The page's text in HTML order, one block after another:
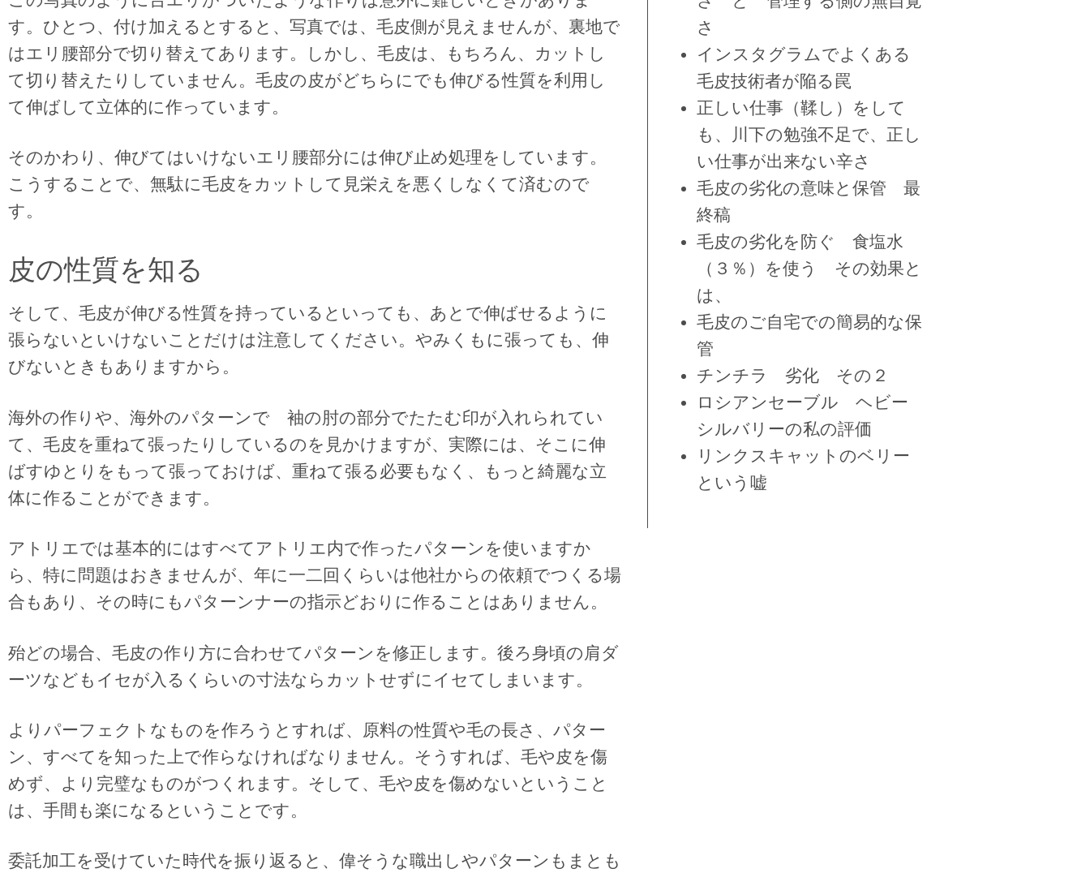
す。ひとつ、付け加えるとすると、写真では、毛皮側が見えませんが、裏地で
はエリ腰部分で切り替えてあります。しかし、毛皮は、もちろん、カットし
て切り替えたりしていません。毛皮の皮がどちらにでも伸びる性質を利用し
て伸ばして立体的に作っています。
そのかわり、伸びてはいけないエリ腰部分には伸び止め処理をしています。
こうすることで、無駄に毛皮をカットして見栄えを悪くしなくて済むので
す。
皮の性質を知る
そして、毛皮が伸びる性質を持っているといっても、あとで伸ばせるように
張らないといけないことだけは注意してください。やみくもに張っても、伸
びないときもありますから。
海外の作りや、海外のパターンで 袖の肘の部分でたたむ印が入れられてい
て、毛皮を重ねて張ったりしているのを見かけますが、実際には、そこに伸
ばすゆとりをもって張っておけば、重ねて張る必要もなく、もっと綺麗な立
体に作ることができます。
アトリエでは基本的にはすべてアトリエ内で作ったパターンを使いますか
ら、特に問題はおきませんが、年に一二回くらいは他社からの依頼でつくる場
合もあり、その時にもパターンナーの指示どおりに作ることはありません。
殆どの場合、毛皮の作り方に合わせてパターンを修正します。後ろ身頃の肩ダ
ーツなどもイセが入るくらいの寸法ならカットせずにイセてしまいます。
よりパーフェクトなものを作ろうとすれば、原料の性質や毛の長さ、パター
ン、すべてを知った上で作らなければなりません。そうすれば、毛や皮を傷
めず、より完璧なものがつくれます。そして、毛や皮を傷めないということ
は、手間も楽になるということです。
委託加工を受けていた時代を振り返ると、偉そうな職出しやパターンもまとも
さ
インスタグラムでよくある
毛皮技術者が陥る罠
正しい仕事（鞣し）をして
も、川下の勉強不足で、正し
い仕事が出来ない辛さ
毛皮の劣化の意味と保管 最
終稿
毛皮の劣化を防ぐ 食塩水
（３％）を使う その効果と
は、
毛皮のご自宅での簡易的な保
管
チンチラ 劣化 その２
ロシアンセーブル ヘビー
シルバリーの私の評価
リンクスキャットのベリー
という嘘